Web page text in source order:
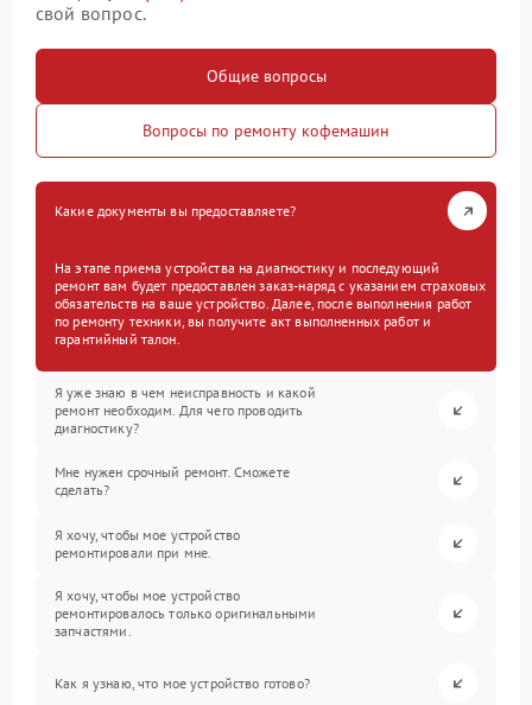
свой вопрос.
Общие вопросы
Вопросы по ремонту кофемашин
Какие документы вы предоставляете?
На этапе приема устройства на диагностику и последующий
ремонт вам будет предоставлен заказ-наряд с указанием страховых
обязательств на ваше устройство. Далее, после выполнения работ
по ремонту техники, вы получите акт выполненных работ и
гарантийный талон.
Я уже знаю в чем неисправность и какой
ремонт необходим. Для чего проводить
диагностику?
Мне нужен срочный ремонт. Сможете
сделать?
Я хочу, чтобы мое устройство
ремонтировали при мне.
Я хочу, чтобы мое устройство
ремонтировалось только оригинальными
запчастями.
Как я узнаю, что мое устройство готово?